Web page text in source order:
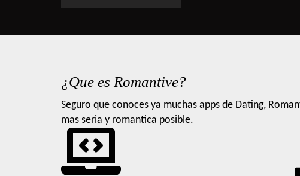
¿Que es Romantive?
Seguro que conoces ya muchas apps de Dating,
mas seria y romantica posible.